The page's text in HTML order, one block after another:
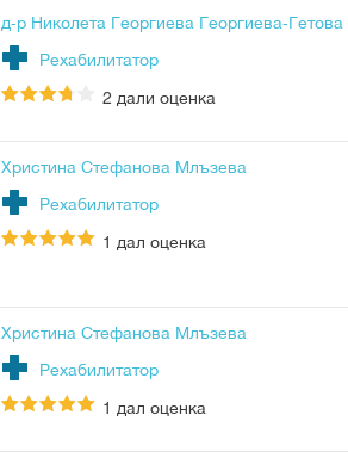
д-р Николета Георгиева Георгиева-Гетова
Рехабилитатор
2 дали оценка
Христина Стефанова Млъзева
Рехабилитатор
1 дал оценка
Христина Стефанова Млъзева
Рехабилитатор
1 дал оценка